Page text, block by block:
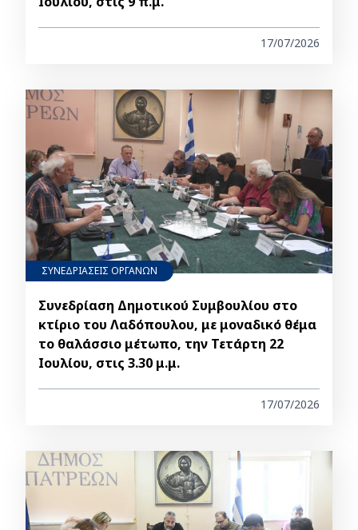
17/07/2026
ΣΥΝΕΔΡΙΑΣΕΙΣ ΟΡΓΑΝΩΝ
Συνεδρίαση Δημοτικού Συμβουλίου στο
κτίριο του Λαδόπουλου, με μοναδικό θέμα
το θαλάσσιο μέτωπο, την Τετάρτη 22
Ιουλίου, στις 3.30 μ.μ.
17/07/2026